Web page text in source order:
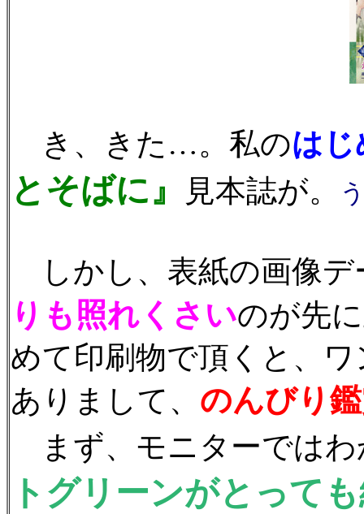
き、きた…。私のはじ
とそばに』 見本誌が。
しかし、表紙の画像デ
りも照れくさいのが先
めて印刷物で頂くと、
ありまして、 のんびり
まず、モニターではわ
トグリーンがとって